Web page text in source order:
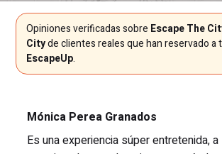
Opiniones verificadas sobre Escape The
Cityde clientes reales que han reservado a
EscapeUp.
Mónica Perea Granados
Es una experiencia súper entretenida,